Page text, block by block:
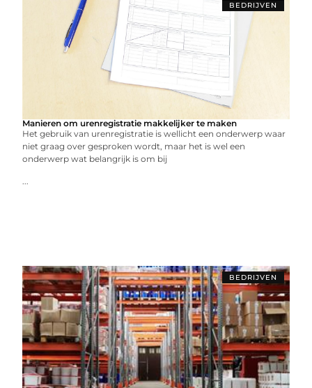
BEDRIJVEN
Manieren om urenregistratie makkelijker te maken
Het gebruik van urenregistratie is wellicht een onderwerp waar
niet graag over gesproken wordt, maar het is wel een
onderwerp wat belangrijk is om bij
...
BEDRIJVEN